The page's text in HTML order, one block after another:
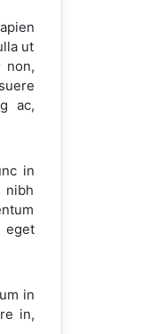
ut
non,
ac,
in
nibh
eget
in
in,